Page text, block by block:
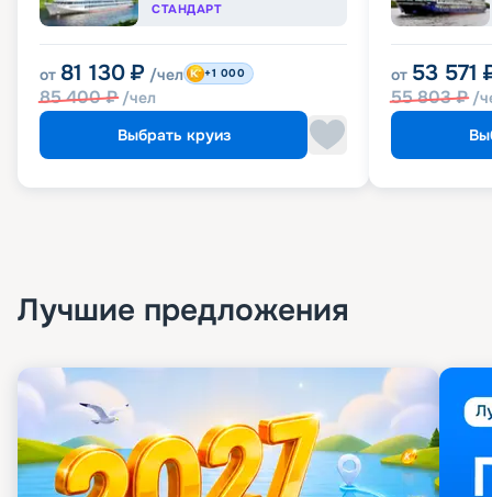
СТАНДАРТ
от 81 130 ₽ /чел
85 400₽ /чел
+1 000
Выбрать круиз
от 53 571
55 803₽ /
Лучшие предложения